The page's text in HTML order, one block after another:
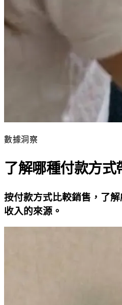
數據洞察
了解哪種付款方式
按付款方式比較銷售，了
收入的來源。